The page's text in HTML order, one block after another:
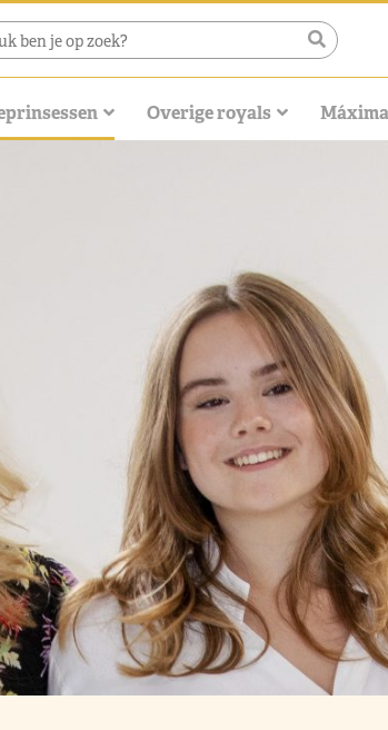
Overige royals